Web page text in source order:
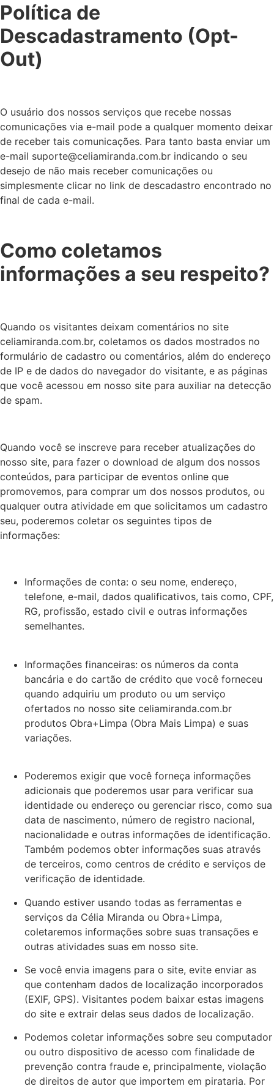
Política de
Descadastramento (Opt-
Out)
O usuário dos nossos serviços que recebe nossas
comunicações via e-mail pode a qualquer momento deixar
de receber tais comunicações. Para tanto basta enviar um
e-mail suporte@celiamiranda.com.br indicando o seu
desejo de não mais receber comunicações ou
simplesmente clicar no link de descadastro encontrado no
final de cada e-mail.
Como coletamos
informações a seu respeito?
Quando os visitantes deixam comentários no site
celiamiranda.com.br, coletamos os dados mostrados no
formulário de cadastro ou comentários, além do endereço
de IP e de dados do navegador do visitante, e as páginas
que você acessou em nosso site para auxiliar na detecção
de spam.
Quando você se inscreve para receber atualizações do
nosso site, para fazer o download de algum dos nossos
conteúdos, para participar de eventos online que
promovemos, para comprar um dos nossos produtos, ou
qualquer outra atividade em que solicitamos um cadastro
seu, poderemos coletar os seguintes tipos de
informações:
Informações de conta: o seu nome, endereço,
telefone, e-mail, dados qualificativos, tais como, CPF,
RG, profissão, estado civil e outras informações
semelhantes.
Informações financeiras: os números da conta
bancária e do cartão de crédito que você forneceu
quando adquiriu um produto ou um serviço
ofertados no nosso site celiamiranda.com.br
produtos Obra+Limpa (Obra Mais Limpa) e suas
variações.
Poderemos exigir que você forneça informações
adicionais que poderemos usar para verificar sua
identidade ou endereço ou gerenciar risco, como sua
data de nascimento, número de registro nacional,
nacionalidade e outras informações de identificação.
Também podemos obter informações suas através
de terceiros, como centros de crédito e serviços de
verificação de identidade.
Quando estiver usando todas as ferramentas e
serviços da Célia Miranda ou Obra+Limpa,
coletaremos informações sobre suas transações e
outras atividades suas em nosso site.
Se você envia imagens para o site, evite enviar as
que contenham dados de localização incorporados
(EXIF, GPS). Visitantes podem baixar estas imagens
do site e extrair delas seus dados de localização.
Podemos coletar informações sobre seu computador
ou outro dispositivo de acesso com finalidade de
prevenção contra fraude e, principalmente, violação
de direitos de autor que importem em pirataria. Por